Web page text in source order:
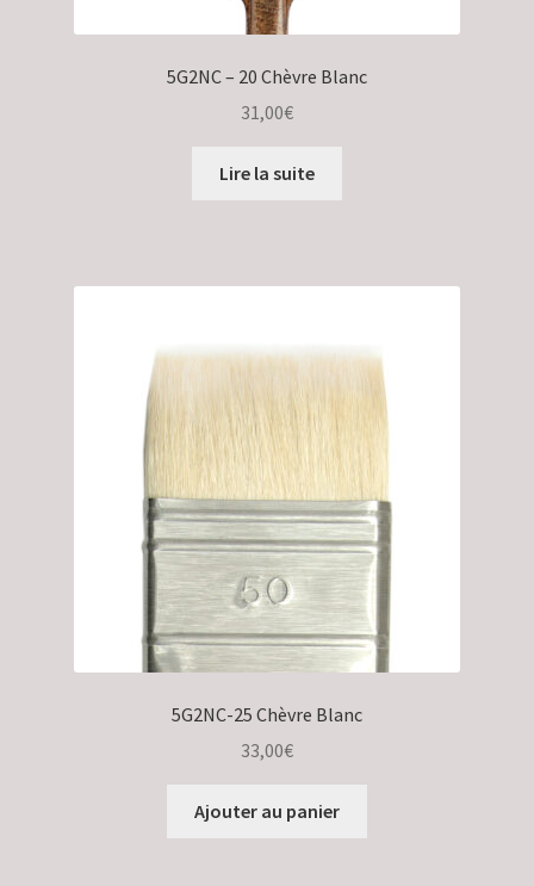
5G2NC – 20 Chèvre Blanc
31,00€
Lire la suite
5G2NC-25 Chèvre Blanc
33,00€
Ajouter au panier